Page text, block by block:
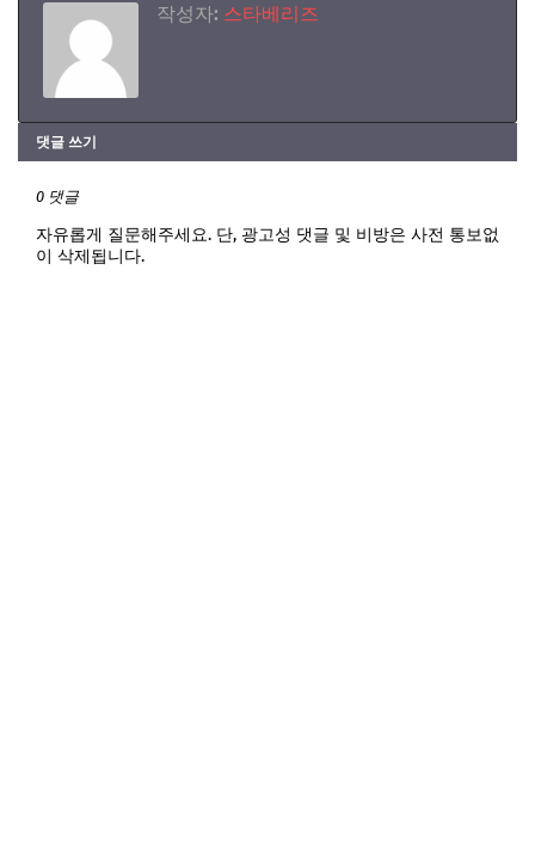
작성자: 스타베리즈
댓글 쓰기
0 댓글
자유롭게 질문해주세요. 단, 광고성 댓글 및 비방은 사전 통보없
이 삭제됩니다.